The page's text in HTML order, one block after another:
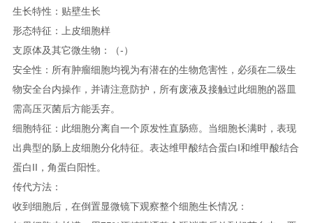
生长特性：贴壁生长
形态特征：上皮细胞样
支原体及其它微生物：（-）
安全性：所有肿瘤细胞均视为有潜在的生物危害性，必须在二级生
物安全台内操作，并请注意防护，所有废液及接触过此细胞的器皿
需高压灭菌后方能丢弃。
细胞特征：此细胞分离自一个原发性直肠癌。当细胞长满时，表现
出典型的肠上皮细胞分化特征。表达维甲酸结合蛋白I和维甲酸结合
蛋白II，角蛋白阳性。
传代方法：
收到细胞后，在倒置显微镜下观察整个细胞生长情况：